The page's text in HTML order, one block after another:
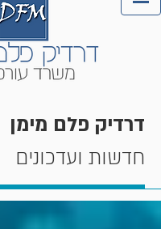
דרדיק פלם מימן
חדשות ועדכונים